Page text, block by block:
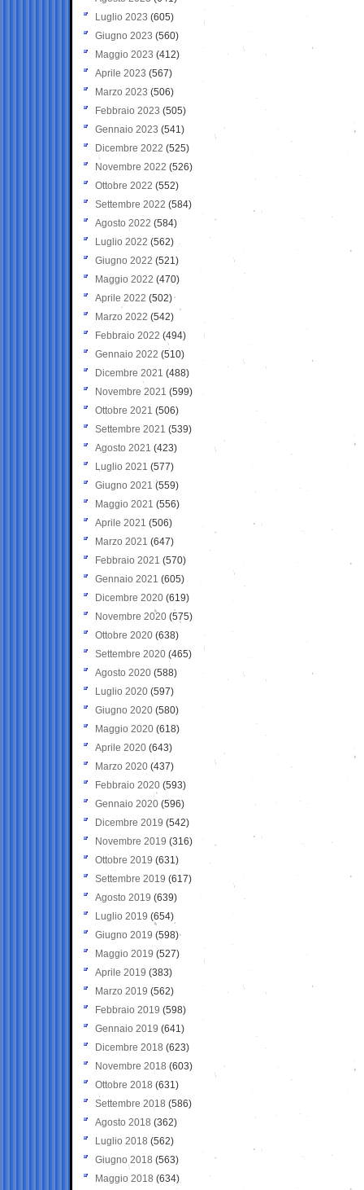
Luglio 2023 (605)
Giugno 2023 (560)
Maggio 2023 (412)
Aprile 2023 (567)
Marzo 2023 (506)
Febbraio 2023 (505)
Gennaio 2023 (541)
Dicembre 2022 (525)
Novembre 2022 (526)
Ottobre 2022 (552)
Settembre 2022 (584)
Agosto 2022 (584)
Luglio 2022 (562)
Giugno 2022 (521)
Maggio 2022 (470)
Aprile 2022 (502)
Marzo 2022 (542)
Febbraio 2022 (494)
Gennaio 2022 (510)
Dicembre 2021 (488)
Novembre 2021 (599)
Ottobre 2021 (506)
Settembre 2021 (539)
Agosto 2021 (423)
Luglio 2021 (577)
Giugno 2021(559)
Maggio 2021 (556)
Aprile 2021 (506)
Marzo 2021 (647)
Febbraio 2021 (570)
Gennaio 2021 (605)
Dicembre 2020 (619)
Novembre 2020 (575)
Ottobre 2020 (638)
Settembre 2020(465)
Agosto 2020 (588)
Luglio 2020 (597)
Giugno 2020 (580)
Maggio 2020 (618)
Aprile 2020 (643)
Marzo 2020 (437)
Febbraio 2020 (593)
Gennaio 2020 (596)
Dicembre 2019 (542)
Novembre 2019 (316)
Ottobre 2019 (631)
Settembre 2019 (617)
Agosto 2019 (639)
Luglio 2019 (654)
Giugno 2019 (598)
Maggio 2019 (527)
Aprile 2019 (383)
Marzo 2019 (562)
Febbraio 2019 (598)
Gennaio 2019 (641)
Dicembre 2018 (623)
Novembre 2018 (603)
Ottobre 2018 (631)
Settembre 2018 (586)
Agosto 2018 (362)
Luglio 2018 (562)
Giugno 2018 (563)
Maggio 2018 (634)